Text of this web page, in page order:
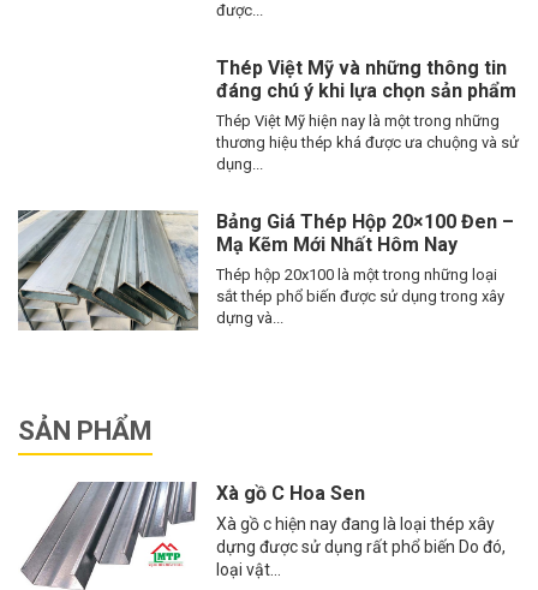
được...
Thép Việt Mỹ và những thông tin
đáng chú ý khi lựa chọn sản phẩm
Thép Việt Mỹ hiện nay là một trong những
thương hiệu thép khá được ưa chuộng và sử
dụng...
Bảng Giá Thép Hộp 20×100 Đen –
Mạ Kẽm Mới Nhất Hôm Nay
Thép hộp 20x100 là một trong những loại
sắt thép phổ biến được sử dụng trong xây
dựng và...
SẢN PHẨM
Xà gồ C Hoa Sen
Xà gồ c hiện nay đang là loại thép xây
dựng được sử dụng rất phổ biến Do đó,
loại vật...